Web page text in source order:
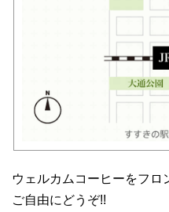
ウェルカムコーヒーをフロ
ご自由にどうぞ!!